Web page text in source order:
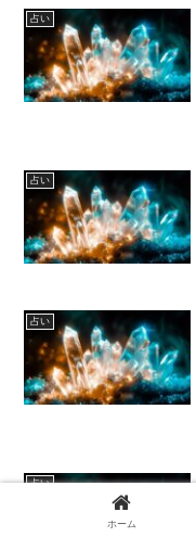
占い
占い
占い
占い
ホーム